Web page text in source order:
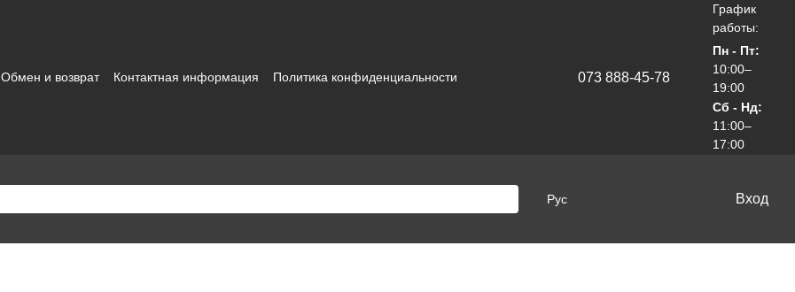
Обмен и возврат Контактная информация
Политика конфиденциальности
073 888-45-78
График
работы:
Пн - Пт:
10:00–
19:00
Сб - Нд:
11:00–
17:00
Рус Вход